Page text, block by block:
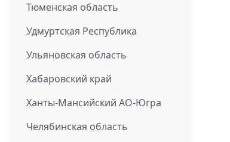
Тюменская область
Удмуртская Республика
Ульяновская область
Хабаровский край
Ханты-Мансийский АО-Югра
Челябинская область